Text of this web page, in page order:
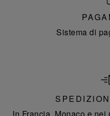
Sistema di